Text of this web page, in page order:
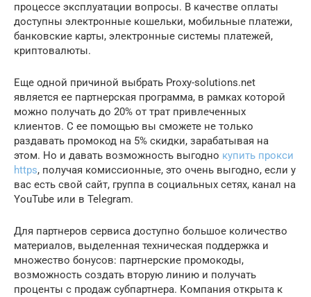
процессе эксплуатации вопросы. В качестве оплаты
доступны электронные кошельки, мобильные платежи,
банковские карты, электронные системы платежей,
криптовалюты.
Еще одной причиной выбрать Proxy-solutions.net
является ее партнерская программа, в рамках которой
можно получать до 20% от трат привлеченных
клиентов. С ее помощью вы сможете не только
раздавать промокод на 5% скидки, зарабатывая на
этом. Но и давать возможность выгодно купить прокси
https, получая комиссионные, это очень выгодно, если у
вас есть свой сайт, группа в социальных сетях, канал на
YouTube или в Telegram.
Для партнеров сервиса доступно большое количество
материалов, выделенная техническая поддержка и
множество бонусов: партнерские промокоды,
возможность создать вторую линию и получать
проценты с продаж субпартнера. Компания открыта к